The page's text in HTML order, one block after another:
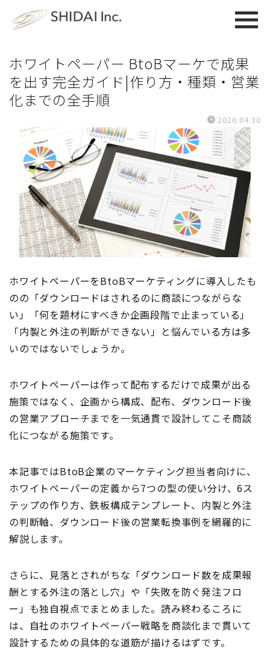
ホワイトペーパー BtoBマーケで成果
を出す完全ガイド|作り方・種類・営業
化までの全手順
2026.04.30
ホワイトペーパーをBtoBマーケティングに導入したも
のの「ダウンロードはされるのに商談につながらな
い」「何を題材にすべきか企画段階で止まっている」
「内製と外注の判断ができない」と悩んでいる方は多
いのではないでしょうか。
ホワイトペーパーは作って配布するだけで成果が出る
施策ではなく、企画から構成、配布、ダウンロード後
の営業アプローチまでを一気通貫で設計してこそ商談
化につながる施策です。
本記事ではBtoB企業のマーケティング担当者向けに、
ホワイトペーパーの定義から7つの型の使い分け、6ス
テップの作り方、鉄板構成テンプレート、内製と外注
の判断軸、ダウンロード後の営業転換事例を網羅的に
解説します。
さらに、見落とされがちな「ダウンロード数を成果報
酬とする外注の落とし穴」や「失敗を防ぐ発注フロ
ー」も独自視点でまとめました。読み終わるころに
は、自社のホワイトペーパー戦略を商談化まで貫いて
設計するための具体的な道筋が描けるはずです。